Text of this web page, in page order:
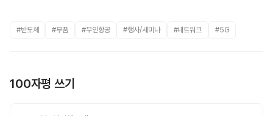
#반도체 #부품 #무인항공 #행사/세미나 #네트워크 #5G
100자평 쓰기